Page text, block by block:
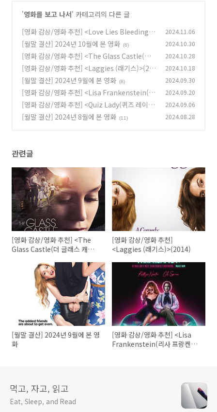
'영화를 보고 나서' 카테고리의 다른 글
[영화 감상/영화 추천] <Love Lies Bleeding
(러브 라이즈 블리딩)>(2024)
(4)
2024.11.06
[월말 결산] 2024년 10월에 본 영화 (6) 2024.10.30
[영화 감상/영화 추천] <The Glass Castle(더
글래스 캐슬)>(2017)
(11)
2024.10.28
[영화 감상/영화 추천] <Laggies (래기스)>(20
14) (6)
2024.10.18
[월말 결산] 2024년 9월에 본 영화 (8) 2024.09.30
[영화 감상/영화 추천] <Lisa Frankenstein(리
사 프랑켄슈타인)>(2024)
(7)
2024.09.20
[영화 감상/영화 추천] <Quiz Lady(퀴즈 레이
디)>(2023)
(0)
2024.09.06
[월말 결산] 2024년 8월에 본 영화 (11) 2024.08.28
관련글
[영화 감상/영화 추천] <The
Glass Castle(더 글래스 캐슬)>
[영화 감상/영화 추천]
<Laggies (래기스)>(2014)
[월말 결산] 2024년 9월에 본 영
화
[영화 감상/영화 추천] <Lisa
Frankenstein(리사 프랑켄슈
먹고, 자고, 읽고
Eat, Sleep, and Read